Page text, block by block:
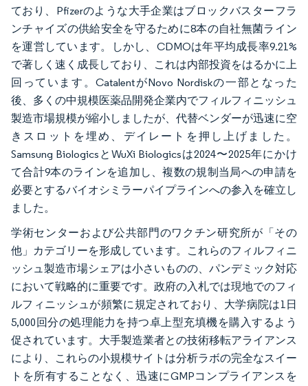
ており、Pfizerのような大手企業はブロックバスターフラ
ンチャイズの供給安全を守るために8本の自社無菌ライン
を運営しています。しかし、CDMOは年平均成長率9.21%
で著しく速く成長しており、これは内部投資をはるかに上
回っています。CatalentがNovo Nordiskの一部となった
後、多くの中規模医薬品開発企業内でフィルフィニッシュ
製造市場規模が縮小しましたが、代替ベンダーが迅速に空
きスロットを埋め、デイレートを押し上げました。
Samsung BiologicsとWuXi Biologicsは2024〜2025年にかけ
て合計9本のラインを追加し、複数の規制当局への申請を
必要とするバイオシミラーパイプラインへの参入を確立し
ました。
学術センターおよび公共部門のワクチン研究所が「その
他」カテゴリーを形成しています。これらのフィルフィニ
ッシュ製造市場シェアは小さいものの、パンデミック対応
において戦略的に重要です。政府の入札では現地でのフィ
ルフィニッシュが頻繁に規定されており、大学病院は1日
5,000回分の処理能力を持つ卓上型充填機を購入するよう
促されています。大手製造業者との技術移転アライアンス
により、これらの小規模サイトは分析ラボの完全なスイー
トを所有することなく、迅速にGMPコンプライアンスを